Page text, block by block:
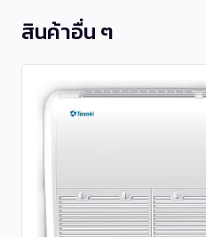
สินค้าอื่น ๆ